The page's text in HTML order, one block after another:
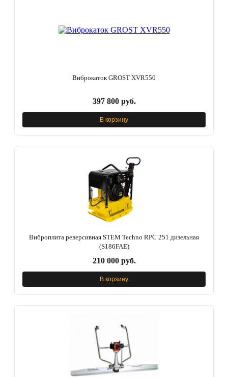
Виброкаток GROST XVR550
397 800 руб.
В корзину
Виброплита реверсивная STEM Techno RPC 251 дизельная
(S186FAE)
210 000 руб.
В корзину